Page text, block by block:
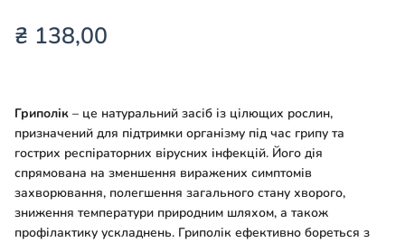
₴ 138,00
Гриполік – це натуральний засіб із цілющих рослин,
призначений для підтримки організму під час грипу та
гострих респіраторних вірусних інфекцій. Його дія
спрямована на зменшення виражених симптомів
захворювання, полегшення загального стану хворого,
зниження температури природним шляхом, а також
профілактику ускладнень. Гриполік ефективно бореться з